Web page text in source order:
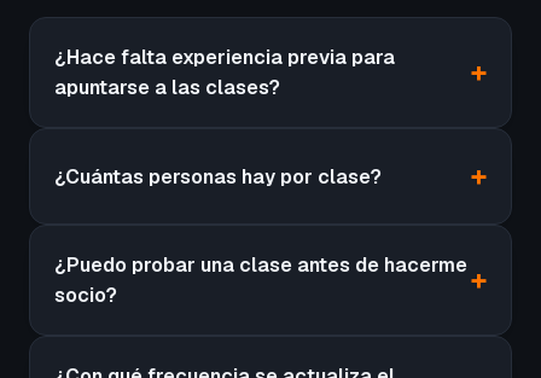
¿Hace falta experiencia previa para
apuntarse a las clases?
¿Cuántas personas hay por clase?
¿Puedo probar una clase antes de hacerme
socio?